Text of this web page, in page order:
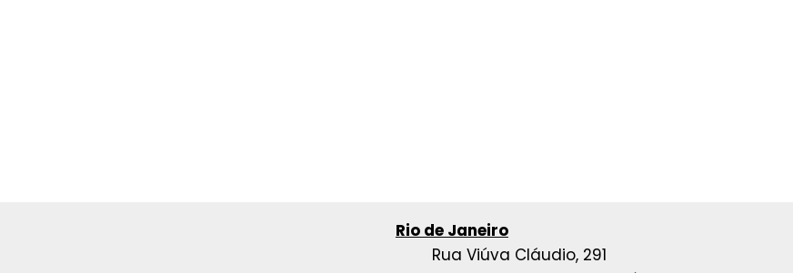
Rio de Janeiro
Rua Viúva Cláudio, 291